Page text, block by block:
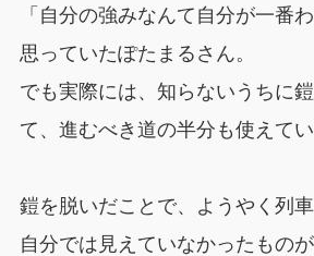
「自分の強みなんて自分が一番
思っていたぽたまるさん。
でも実際には、知らないうちに
て、進むべき道の半分も使えてい
鎧を脱いだことで、ようやく列車
自分では見えていなかったもの